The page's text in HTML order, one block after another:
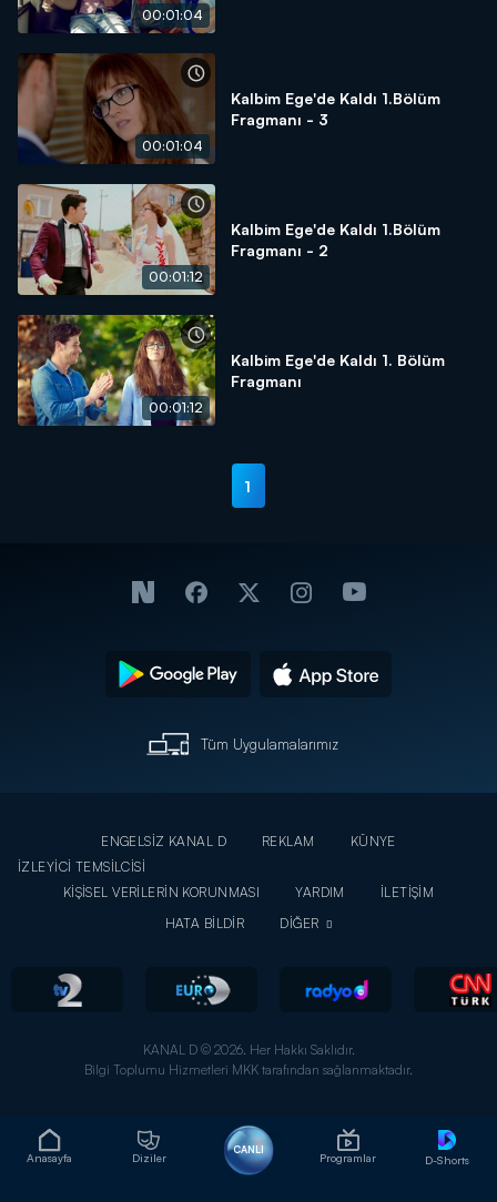
Anasayfa Diziler
CANLI
Programlar D-Shorts
00:01:04
00:01:04
Kalbim Ege'de Kaldı 1.Bölüm
Fragmanı - 3
00:01:12
Kalbim Ege'de Kaldı 1.Bölüm
Fragmanı - 2
00:01:12
Kalbim Ege'de Kaldı 1. Bölüm
Fragmanı
1
Tüm Uygulamalarımız
ENGELSİZ KANAL D REKLAM
KÜNYE
İZLEYİCİ TEMSİLCİSİ
KİŞİSEL VERİLERİN KORUNMASI
YARDIM
İLETİŞİM
HATA BİLDİR
DİĞER
KANAL D © 2026. Her Hakkı Saklıdır.
Bilgi Toplumu Hizmetleri MKK tarafından sağlanmaktadır.